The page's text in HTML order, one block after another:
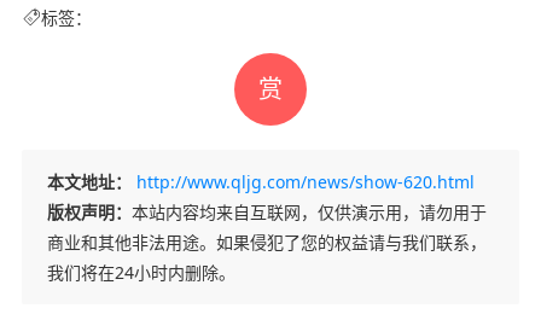
标签：
赏
本文地址：
http://www.qljg.com/news/show-620.html
版权声明： 本站内容均来自互联网，仅供演示用，请勿用于
商业和其他非法用途。如果侵犯了您的权益请与我们联系，
我们将在24小时内删除。